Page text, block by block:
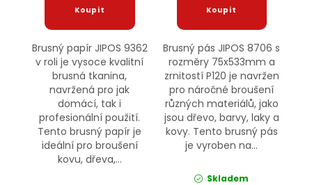
Brusný papír JIPOS 9362
v roli je vysoce kvalitní
brusná tkanina,
navržená pro jak
domácí, tak i
profesionální použití.
Tento brusný papír je
ideální pro broušení
kovu, dřeva,...
Brusný pás JIPOS 8706 s
rozměry 75x533mm a
zrnitostí P120 je navržen
pro náročné broušení
různých materiálů, jako
jsou dřevo, barvy, laky a
kovy. Tento brusný pás
je vyroben na...
Skladem